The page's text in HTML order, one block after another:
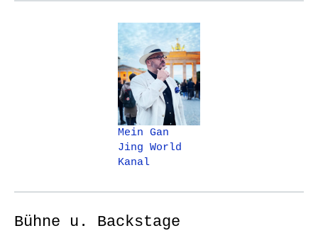
Mein Gan
Jing World
Kanal
Bühne u. Backstage